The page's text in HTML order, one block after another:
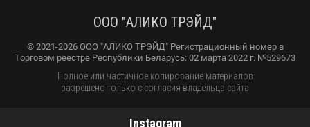
ООО "АЛИКО ТРЭЙД"
© 2021-2026 ООО "АЛИКО ТРЭЙД" Регистрационный номер в
Торговом реестре Республики Беларусь: 02 марта 2022 г. №529673
Полное или частичное копирование материалов
разрешено только с согласия владельца сайта
Instagram